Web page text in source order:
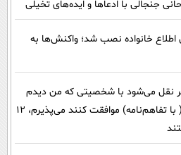
جنجالی با ادعاها و ایده‌های تخیلی
خانواده نصب شد؛ واکنش‌ها به
نقل می‌شود با شخصیتی که من دیدم
تطابق ندارد/ گفتند سه چهارم ( با تفاهم‌نامه) موافقت کنند می‌پذیرم، 12